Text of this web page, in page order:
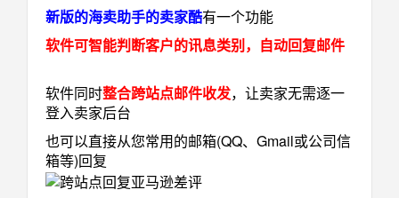
新版的海卖助手的卖家酷有一个功能
软件可智能判断客户的讯息类别，自动回复邮件
软件同时整合跨站点邮件收发，让卖家无需逐一
登入卖家后台
也可以直接从您常用的邮箱(QQ、Gmail或公司信
箱等)回复